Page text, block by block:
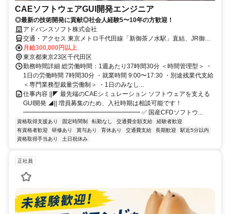
CAEソフトウェアGUI開発エンジニア
◎最新の技術開発に貢献◎社会人経験5〜10年の方歓迎！
アドバンスソフト株式会社
交通・アクセス 東京メトロ千代田線「新御茶ノ水駅」直結、JR御茶
ノ水駅徒歩1分、東京メトロ丸ノ内線「御茶ノ水駅」徒歩8分、都営新
宿線「小川町駅」徒歩8分
月給300,000円以上
東京都東京23区千代田区
勤務時間詳細 総労働時間：1週あたり37時間30分 ＜時間管理型＞ ・
1日の労働時間 7時間30分 ・就業時間 9:00〜17:30 ・別途残業代支給
＜専門業務型裁量労働制＞ ・1日のみなし...
仕事内容 ||◤ 最先端のCAEシミュレーション ソフトウェアを支える
GUI開発 ◢|| 増員募集のため、入社時期は相談可能です！
━━━━━━━━━━━━━━━━━━━ ✅ 国産CFDソフトウ...
資格取得支援あり 固定時間制 転勤なし 交通費全額支給
経験者歓迎
有資格者歓迎
研修あり 賞与あり 育休あり 交通費支給 長期歓迎
駅近5分以内
資格取得手当あり
土日祝休み
正社員